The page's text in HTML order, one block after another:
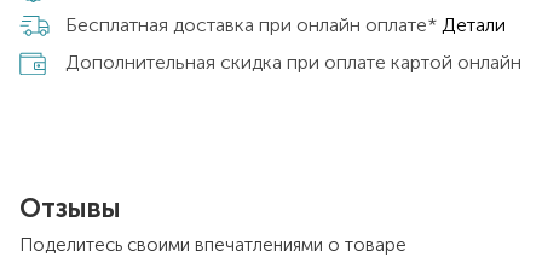
Бесплатная доставка при онлайн оплате* Детали
Дополнительная скидка при оплате картой онлайн
Отзывы
Поделитесь своими впечатлениями о товаре